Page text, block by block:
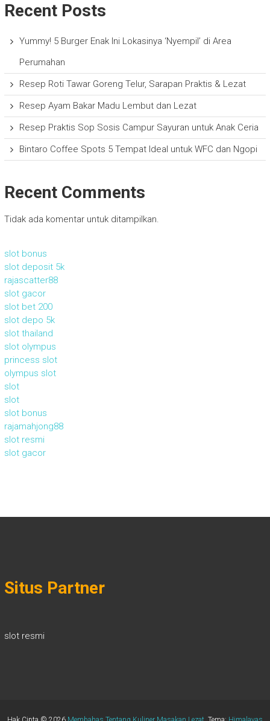
Recent Posts
Yummy! 5 Burger Enak Ini Lokasinya ‘Nyempil’ di Area
Perumahan
Resep Roti Tawar Goreng Telur, Sarapan Praktis & Lezat
Resep Ayam Bakar Madu Lembut dan Lezat
Resep Praktis Sop Sosis Campur Sayuran untuk Anak Ceria
Bintaro Coffee Spots 5 Tempat Ideal untuk WFC dan Ngopi
Recent Comments
Tidak ada komentar untuk ditampilkan.
slot bonus
slot deposit 5k
rajascatter88
slot gacor
slot bet 200
slot depo 5k
slot thailand
slot olympus
princess slot
olympus slot
slot
slot
slot bonus
rajamahjong88
slot resmi
slot gacor
Situs Partner
slot resmi